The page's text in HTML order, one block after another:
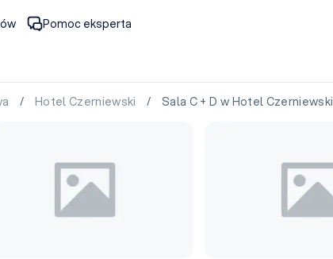
Pomoc eksperta
/ Hotel Czerniewski / Sala C + D w Hotel Czerniewski